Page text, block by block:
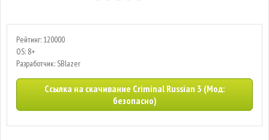
Рейтинг: 120000
OS: 8+
Разработчик: SBlazer
Ссылка на скачивание Criminal Russian 3 (Мод:
безопасно)